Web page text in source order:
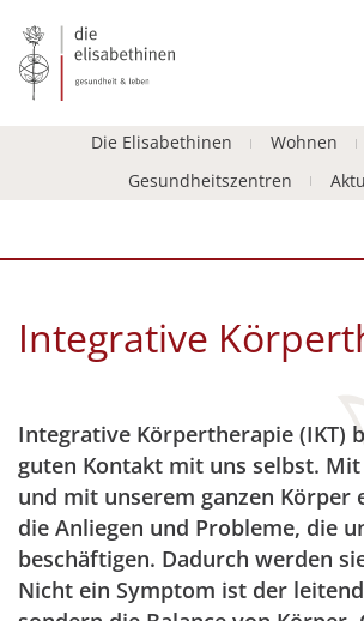
Die Elisabethinen Wohnen
Gesundheitszentren
Integrative
Integrative Körpertherapie (IKT)
guten Kontakt mit uns selbst. Mit
und mit unserem ganzen Körper
die Anliegen und Probleme, die
beschäftigen. Dadurch werden
Nicht ein Symptom ist der